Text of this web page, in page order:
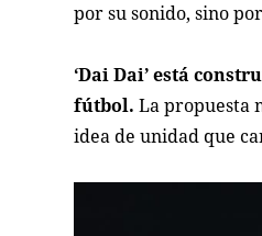
por su sonido, sino
‘Dai Dai’ está
fútbol. La propuesta
idea de unidad que